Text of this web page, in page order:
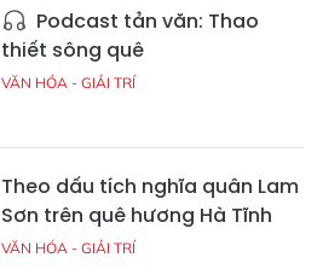
Podcast tản văn: Thao
thiết sông quê
VĂN HÓA - GIẢI TRÍ
Theo dấu tích nghĩa quân Lam
Sơn trên quê hương Hà Tĩnh
VĂN HÓA - GIẢI TRÍ